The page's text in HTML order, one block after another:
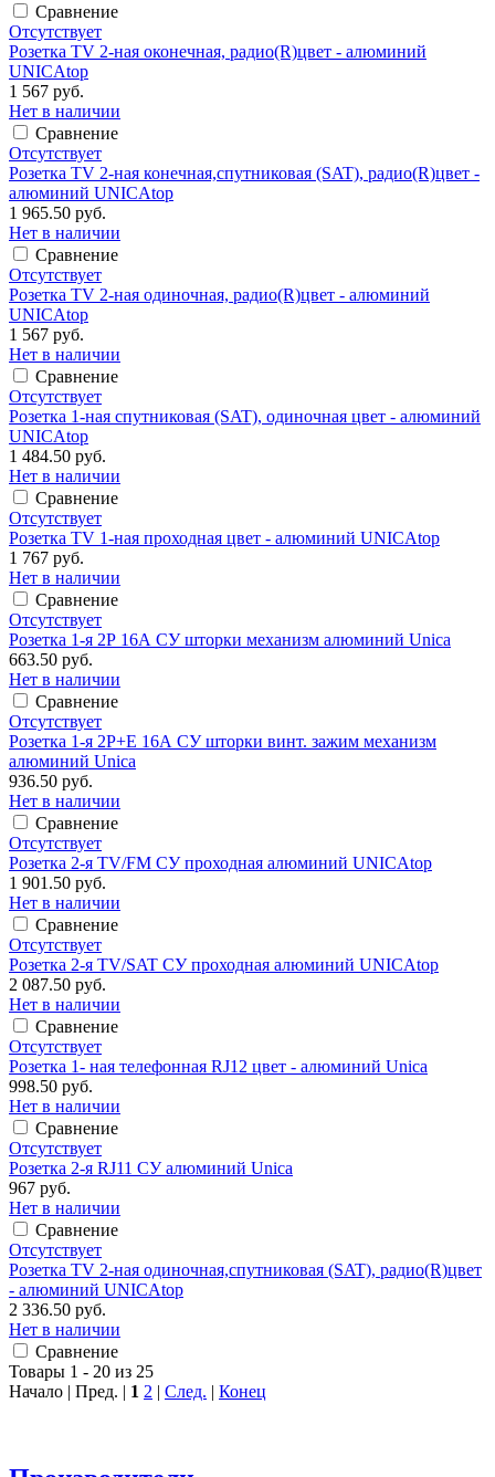
Сравнение
Отсутствует
Розетка TV 2-ная оконечная, радио(R)цвет - алюминий
UNICAtop
1 567 руб.
Нет в наличии
Сравнение
Отсутствует
Розетка TV 2-ная конечная,спутниковая (SAT), радио(R)цвет -
алюминий UNICAtop
1 965.50 руб.
Нет в наличии
Сравнение
Отсутствует
Розетка TV 2-ная одиночная, радио(R)цвет - алюминий
UNICAtop
1 567 руб.
Нет в наличии
Сравнение
Отсутствует
Розетка 1-ная спутниковая (SAT), одиночная цвет - алюминий
UNICAtop
1 484.50 руб.
Нет в наличии
Сравнение
Отсутствует
Розетка TV 1-ная проходная цвет - алюминий UNICAtop
1 767 руб.
Нет в наличии
Сравнение
Отсутствует
Розетка 1-я 2Р 16А СУ шторки механизм алюминий Unica
663.50 руб.
Нет в наличии
Сравнение
Отсутствует
Розетка 1-я 2Р+Е 16А СУ шторки винт. зажим механизм
алюминий Unica
936.50 руб.
Нет в наличии
Сравнение
Отсутствует
Розетка 2-я TV/FM СУ проходная алюминий UNICAtop
1 901.50 руб.
Нет в наличии
Сравнение
Отсутствует
Розетка 2-я TV/SAT СУ проходная алюминий UNICAtop
2 087.50 руб.
Нет в наличии
Сравнение
Отсутствует
Розетка 1- ная телефонная RJ12 цвет - алюминий Unica
998.50 руб.
Нет в наличии
Сравнение
Отсутствует
Розетка 2-я RJ11 СУ алюминий Unica
967 руб.
Нет в наличии
Сравнение
Отсутствует
Розетка TV 2-ная одиночная,спутниковая (SAT), радио(R)цвет
- алюминий UNICAtop
2 336.50 руб.
Нет в наличии
Сравнение
Товары 1 - 20 из 25
Начало | Пред. | 1 2 | След. | Конец